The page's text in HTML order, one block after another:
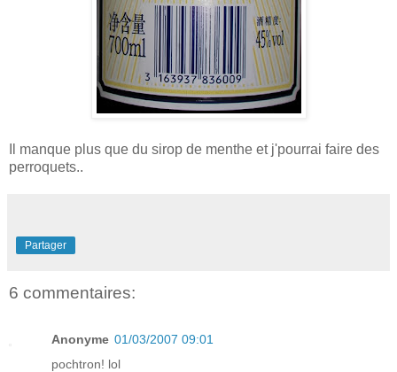
Il manque plus que du sirop de menthe et j'pourrai faire des
perroquets..
Partager
6 commentaires:
Anonyme 01/03/2007 09:01
pochtron! lol